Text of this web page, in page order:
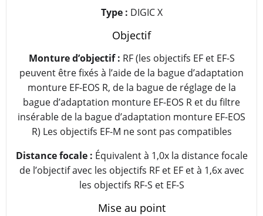
Type : DIGIC X
Objectif
Monture d’objectif : RF (les objectifs EF et EF-S
peuvent être fixés à l’aide de la bague d’adaptation
monture EF-EOS R, de la bague de réglage de la
bague d’adaptation monture EF-EOS R et du filtre
insérable de la bague d’adaptation monture EF-EOS
R) Les objectifs EF-M ne sont pas compatibles
Distance focale : Équivalent à 1,0x la distance focale
de l’objectif avec les objectifs RF et EF et à 1,6x avec
les objectifs RF-S et EF-S
Mise au point